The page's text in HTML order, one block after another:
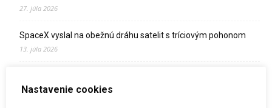
27. júla 2026
SpaceX vyslal na obežnú dráhu satelit s tríciovým pohonom
13. júla 2026
2. júla 2026
Nastavenie cookies